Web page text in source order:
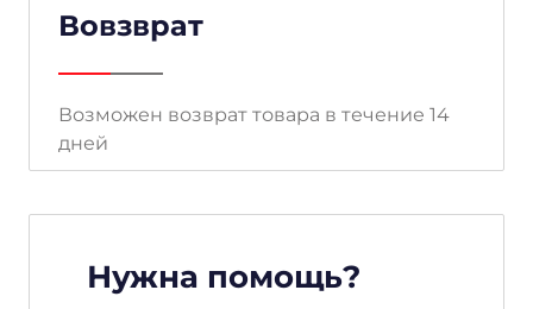
Вовзврат
Возможен возврат товара в течение 14
дней
Нужна помощь?